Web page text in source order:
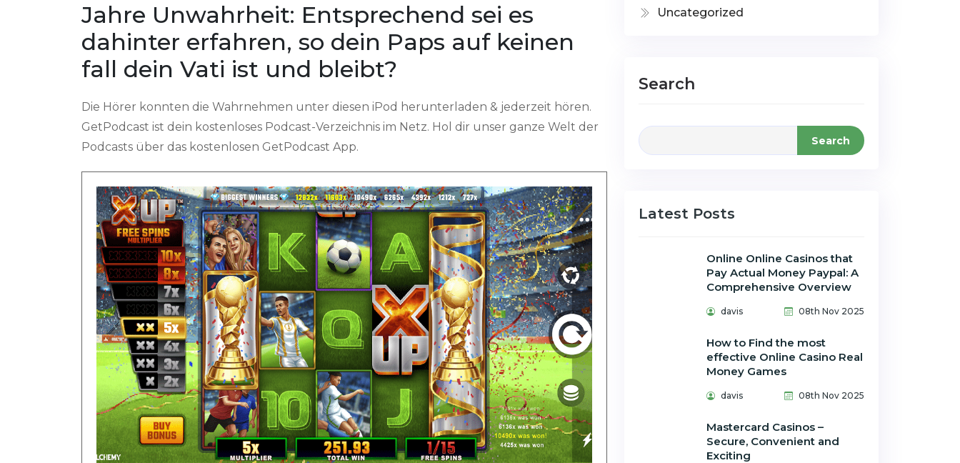
Jahre Unwahrheit: Entsprechend sei es
dahinter erfahren, so dein Paps auf keinen
fall dein Vati ist und bleibt?
Die Hörer konnten die Wahrnehmen unter diesen iPod herunterladen & jederzeit hören.
GetPodcast ist dein kostenloses Podcast-Verzeichnis im Netz. Hol dir unser ganze Welt der
Podcasts über das kostenlosen GetPodcast App.
Uncategorized
Search
Search
Latest Posts
Online Online Casinos that
Pay Actual Money Paypal: A
Comprehensive Overview
davis 08th Nov 2025
How to Find the most
effective Online Casino Real
Money Games
davis 08th Nov 2025
Mastercard Casinos –
Secure, Convenient and
Exciting